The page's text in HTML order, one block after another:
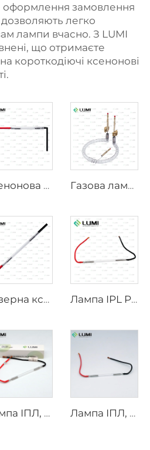
оформлення замовлення
легко
лампи вчасно. З LUMI
що отримаєте
короткодіючі ксенонові
Ксенонова лампа IPL P1541 – 9×45×100 мм Газова лампа-симулятор сонячного світла D1200 – 10×110 мм
Лазерна ксенонова лампа L2021-7×65×130 мм Лампа IPL P2021-7×65×130 мм
Лампа ІПЛ, модель 7-60-125 Wire Лампа ІПЛ, модель 7-50-115 Wire